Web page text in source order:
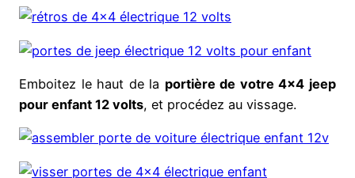
Emboitez le haut de la portière de votre 4×4 jeep
pour enfant 12 volts, et procédez au vissage.